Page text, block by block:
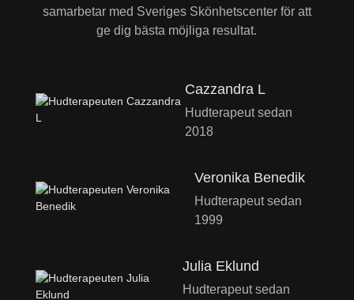
samarbetar med Sveriges Skönhetscenter för att
ge dig bästa möjliga resultat.
Cazzandra L
Hudterapeut sedan
2018
Veronika Benedik
Hudterapeut sedan
1999
Julia Eklund
Hudterapeut sedan